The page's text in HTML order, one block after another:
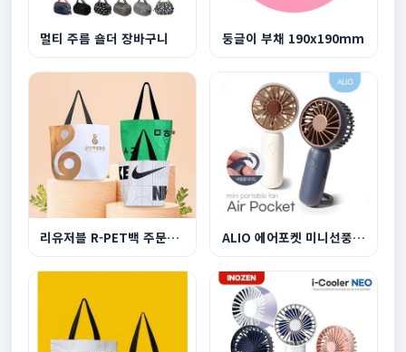
멀티 주름 숄더 장바구니 둥글이 부채 190x190mm
리유저블 R-PET백 주문제작 중형 ALIO 에어포켓 미니선풍기 500mAh